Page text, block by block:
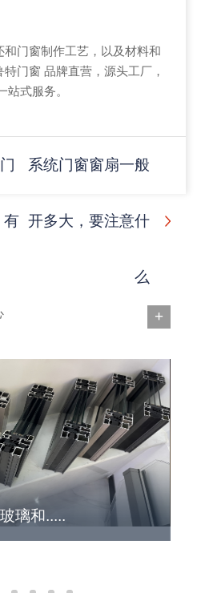
门窗制作工艺，以及材料和
门窗 品牌直营，源头工厂，
站式服务。
有
系统门窗窗扇一般
开多大，要注意什
么
+
璃和.....